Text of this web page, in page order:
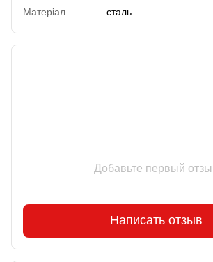
Матеріал сталь
Добавьте первый
Написать отзыв